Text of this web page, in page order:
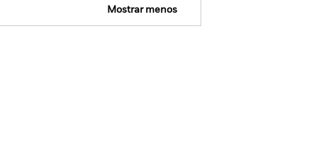
Mostrar menos